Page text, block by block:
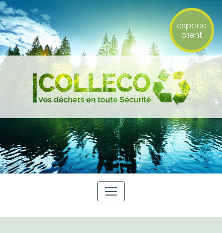
espace
client